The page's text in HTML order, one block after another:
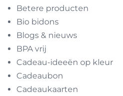
Betere producten
Bio bidons
Blogs & nieuws
BPA vrij
Cadeau-ideeën op kleur
Cadeaubon
Cadeaukaarten